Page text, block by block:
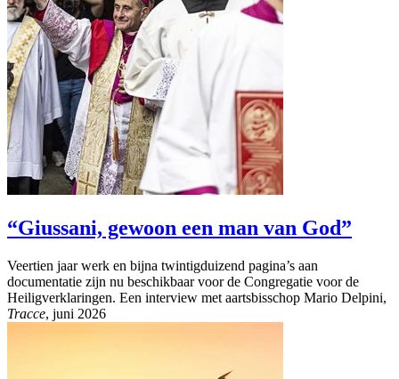
“Giussani, gewoon een man van God”
Veertien jaar werk en bijna twintigduizend pagina’s aan
documentatie zijn nu beschikbaar voor de Congregatie voor de
Heiligverklaringen. Een interview met aartsbisschop Mario Delpini,
Tracce, juni 2026